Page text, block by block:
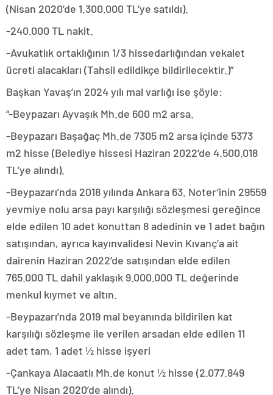
(Nisan 2020’de 1.300.000 TL’ye satıldı).
-240.000 TL nakit.
-Avukatlık ortaklığının 1/3 hissedarlığından vekalet
ücreti alacakları (Tahsil edildikçe bildirilecektir.)”
Başkan Yavaş’ın 2024 yılı mal varlığı ise şöyle:
“-Beypazarı Ayvaşık Mh.de 600 m2 arsa.
-Beypazarı Başağaç Mh.de 7305 m2 arsa içinde 5373
m2 hisse (Belediye hissesi Haziran 2022’de 4.500.018
TL’ye alındı).
-Beypazarı’nda 2018 yılında Ankara 63. Noter’inin 29559
yevmiye nolu arsa payı karşılığı sözleşmesi gereğince
elde edilen 10 adet konuttan 8 adedinin ve 1 adet bağın
satışından, ayrıca kayınvalidesi Nevin Kıvanç’a ait
dairenin Haziran 2022’de satışından elde edilen
765.000 TL dahil yaklaşık 9.000.000 TL değerinde
menkul kıymet ve altın.
-Beypazarı’nda 2019 mal beyanında bildirilen kat
karşılığı sözleşme ile verilen arsadan elde edilen 11
adet tam, 1 adet ½ hisse işyeri
-Çankaya Alacaatlı Mh.de konut ½ hisse (2.077.849
TL’ye Nisan 2020’de alındı).